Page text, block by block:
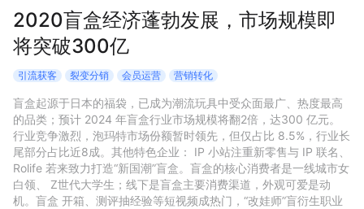
私域日历
有赞说案例拆解
有赞成功案例 新零售最佳实践
面对面聊增长
有赞春季发布会 实干家直播间
新零售大会 新零售茶会
2020盲盒经济蓬勃发展，市场规模即
将突破300亿
引流获客 裂变分销 会员运营 营销转化
盲盒起源于日本的福袋，已成为潮流玩具中受众面最广、热度最高
的品类；预计 2024 年盲盒行业市场规模将翻2倍，达300 亿元。
行业竞争激烈，泡玛特市场份额暂时领先，但仅占比 8.5%，行业长
尾部分占比近8成。其他特色企业： IP 小站注重新零售与 IP 联名、
Rolife 若来致力打造“新国潮”盲盒。盲盒的核心消费者是一线城市女
白领、 Z世代大学生；线下是盲盒主要消费渠道，外观可爱是动
机。盲盒 开箱、测评抽经验等短视频成热门，“改娃师”盲衍生职业